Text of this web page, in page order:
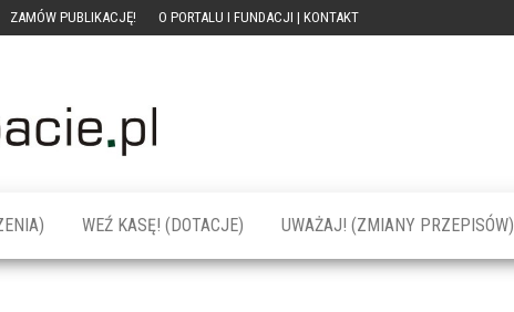
ZAMÓW PUBLIKACJĘ! O PORTALU I FUNDACJI | KONTAKT
szkolenia dla
firm
WEŹ KASĘ! (DOTACJE) UWAŻAJ! (ZMIANY PRZEPISÓW)